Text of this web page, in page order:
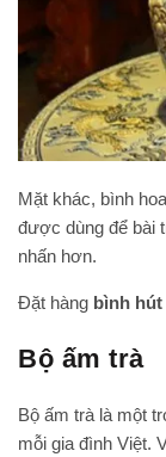
Mặt khác, bình
được dùng để bài
nhấn hơn.
Đặt hàng bình
Bộ ấm trà
Bộ ấm trà là một
mỗi gia đình Việt.